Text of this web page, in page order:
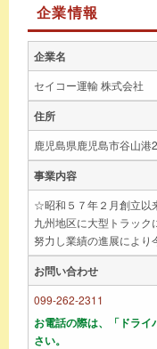
企業情報
企業名
セイコー運輸 株式会社
住所
鹿児島県鹿児島市谷山港
事業内容
☆昭和５７年２月創立以
九州地区に大型トラック
努力し業績の進展により
お問い合わせ
099-262-2311
お電話の際は、「ドラ
さい。